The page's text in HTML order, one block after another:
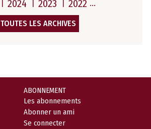
2024 2023 2022
TOUTES LES ARCHIVES
ABONNEMENT
Les abonnements
Abonner un ami
Se connecter